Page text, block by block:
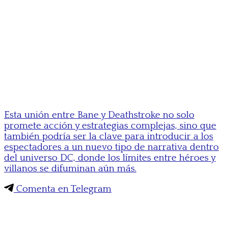
Esta unión entre Bane y Deathstroke no solo
promete acción y estrategias complejas, sino que
también podría ser la clave para introducir a los
espectadores a un nuevo tipo de narrativa dentro
del universo DC, donde los límites entre héroes y
villanos se difuminan aún más.
Comenta en Telegram